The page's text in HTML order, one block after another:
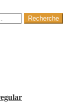
Recherche